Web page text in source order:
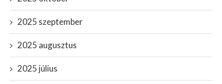
2025 szeptember
2025 augusztus
2025 július